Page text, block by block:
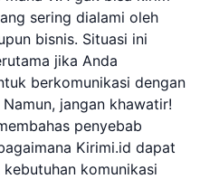
sering dialami oleh
bisnis. Situasi ini
jika Anda
berkomunikasi dengan
jangan khawatir!
penyebab
Kirimi.id dapat
komunikasi